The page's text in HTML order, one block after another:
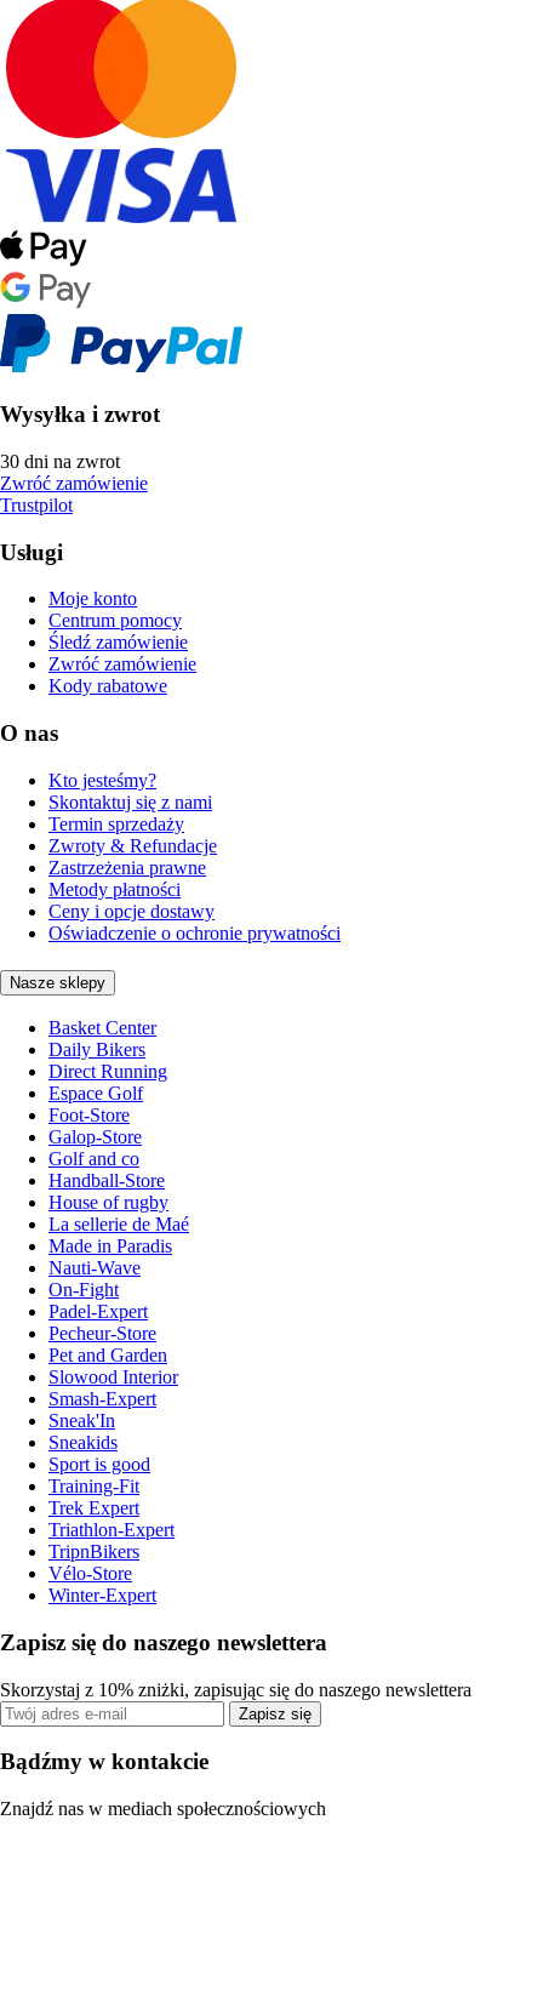
Wysyłka i zwrot
30 dni na zwrot
Zwróć zamówienie
Trustpilot
Usługi
Moje konto
Centrum pomocy
Śledź zamówienie
Zwróć zamówienie
Kody rabatowe
O nas
Kto jesteśmy?
Skontaktuj się z nami
Termin sprzedaży
Zwroty & Refundacje
Zastrzeżenia prawne
Metody płatności
Ceny i opcje dostawy
Oświadczenie o ochronie prywatności
Nasze sklepy
Basket Center
Daily Bikers
Direct Running
Espace Golf
Foot-Store
Galop-Store
Golf and co
Handball-Store
House of rugby
La sellerie de Maé
Made in Paradis
Nauti-Wave
On-Fight
Padel-Expert
Pecheur-Store
Pet and Garden
Slowood Interior
Smash-Expert
Sneak'In
Sneakids
Sport is good
Training-Fit
Trek Expert
Triathlon-Expert
TripnBikers
Vélo-Store
Winter-Expert
Zapisz się do naszego newslettera
Skorzystaj z 10% zniżki, zapisując się do naszego newslettera
Zapisz się
Bądźmy w kontakcie
Znajdź nas w mediach społecznościowych